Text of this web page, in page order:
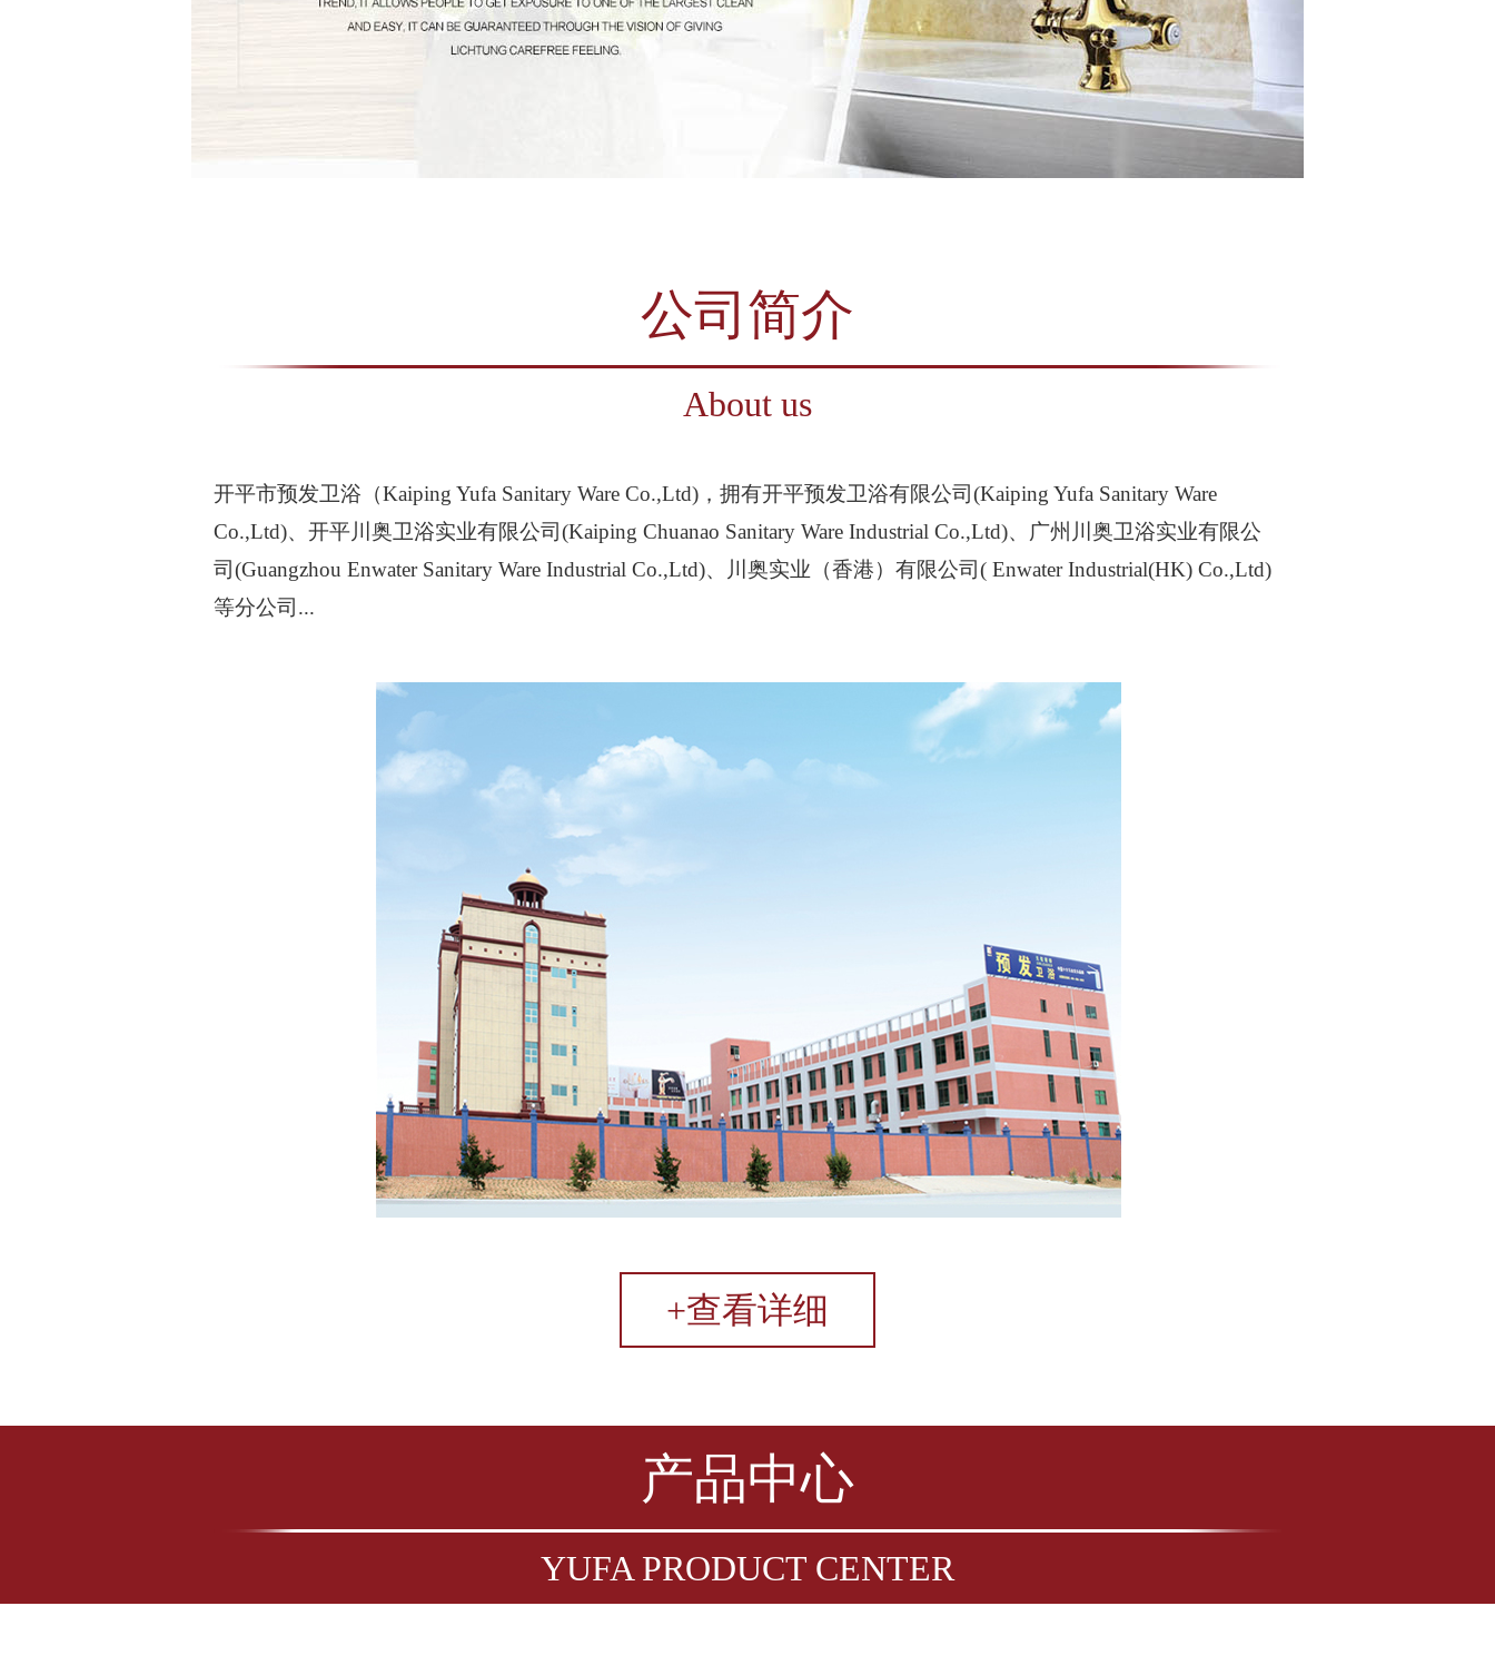
公司简介
About us
开平市预发卫浴（Kaiping Yufa Sanitary Ware Co.,Ltd)，拥有开平预发卫浴有限公司(Kaiping Yufa Sanitary Ware
Co.,Ltd)、开平川奥卫浴实业有限公司(Kaiping Chuanao Sanitary Ware Industrial Co.,Ltd)、广州川奥卫浴实业有限公
司(Guangzhou Enwater Sanitary Ware Industrial Co.,Ltd)、川奥实业（香港）有限公司( Enwater Industrial(HK) Co.,Ltd)
等分公司...
+查看详细
产品中心
YUFA PRODUCT CENTER